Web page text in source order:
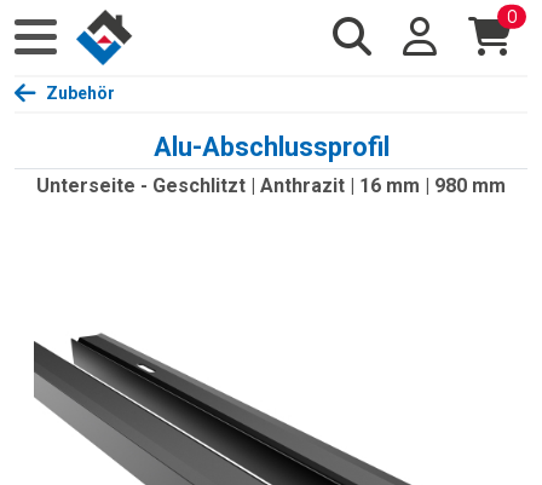
0
Zubehör
Alu-Abschlussprofil
Unterseite - Geschlitzt | Anthrazit | 16 mm | 980 mm